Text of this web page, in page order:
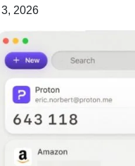
2026